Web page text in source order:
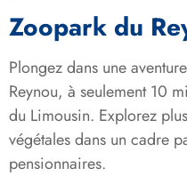
Zoopark du
Plongez dans une
Reynou, à seulement 10
du Limousin. Explorez
végétales dans un cadre
pensionnaires.